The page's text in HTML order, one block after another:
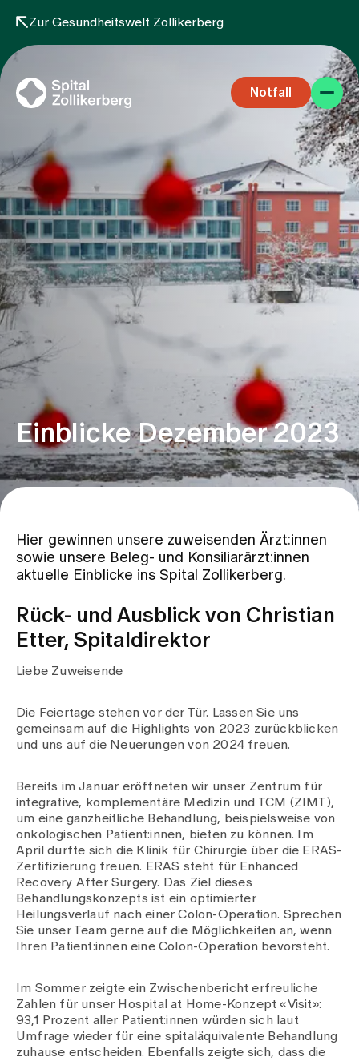
Zur Gesundheitswelt Zollikerberg
Notfall
Fachbereiche
Aufenthalt
Team
Zuweisende
Events
Aktuelles
Jobs & Karriere
Kontakt
Blog
Medien
Publikationen
Einblicke Dezember 2023
Hier gewinnen unsere zuweisenden Ärzt:innen
sowie unsere Beleg- und Konsiliarärzt:innen
aktuelle Einblicke ins Spital Zollikerberg.
Rück- und Ausblick von Christian
Etter, Spitaldirektor
Liebe Zuweisende
Die Feiertage stehen vor der Tür. Lassen Sie uns
gemeinsam auf die Highlights von 2023 zurückblicken
und uns auf die Neuerungen von 2024 freuen.
Bereits im Januar eröffneten wir unser Zentrum für
integrative, komplementäre Medizin und TCM (ZIMT),
um eine ganzheitliche Behandlung, beispielsweise von
onkologischen Patient:innen, bieten zu können. Im
April durfte sich die Klinik für Chirurgie über die ERAS-
Zertifizierung freuen. ERAS steht für Enhanced
Recovery After Surgery. Das Ziel dieses
Behandlungskonzepts ist ein optimierter
Heilungsverlauf nach einer Colon-Operation. Sprechen
Sie unser Team gerne auf die Möglichkeiten an, wenn
Ihren Patient:innen eine Colon-Operation bevorsteht.
Im Sommer zeigte ein Zwischenbericht erfreuliche
Zahlen für unser Hospital at Home-Konzept «Visit»:
93,1 Prozent aller Patient:innen würden sich laut
Umfrage wieder für eine spitaläquivalente Behandlung
zuhause entscheiden. Ebenfalls zeigte sich, dass die